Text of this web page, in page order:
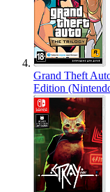
Grand Theft
Edition